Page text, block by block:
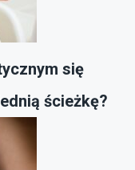
się
ścieżkę?